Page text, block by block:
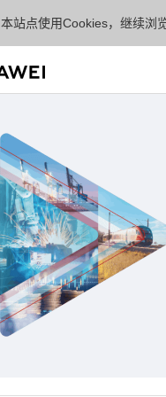
本站点使用Cookies，继续浏